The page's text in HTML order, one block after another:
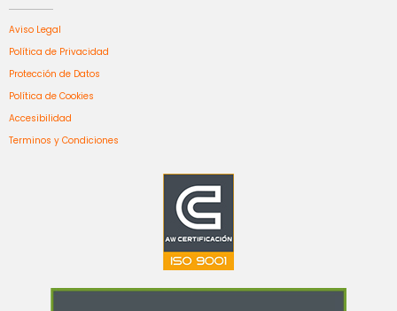
Aviso Legal
Política de Privacidad
Protección de Datos
Política de Cookies
Accesibilidad
Terminos y Condiciones